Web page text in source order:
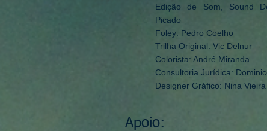
Edição de Som, Sound
Picado
Foley: Pedro Coelho
Trilha Original: Vic Delnur
Colorista: André Miranda
Consultoria Jurídica:
Designer Gráfico: Nina Vieira
Apoio: